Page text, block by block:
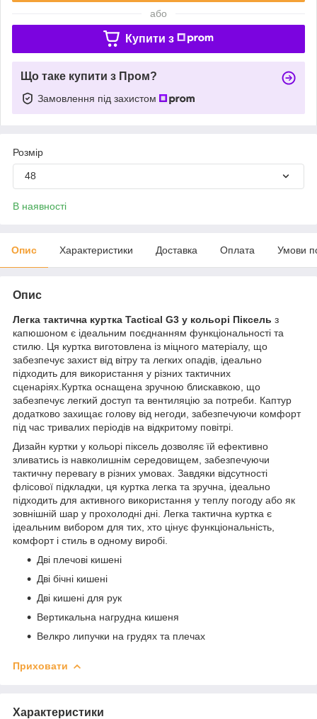
або
Купити з
Що таке купити з Пром?
Замовлення під захистом
Розмір
48
В наявності
Опис Характеристики Доставка Оплата Умови
Опис
Легка тактична куртка Tactical G3 у кольорі Піксель з
капюшоном є ідеальним поєднанням функціональності та
стилю. Ця куртка виготовлена із міцного матеріалу, що
забезпечує захист від вітру та легких опадів, ідеально
підходить для використання у різних тактичних
сценаріях.Куртка оснащена зручною блискавкою, що
забезпечує легкий доступ та вентиляцію за потреби. Каптур
додатково захищає голову від негоди, забезпечуючи комфорт
під час тривалих періодів на відкритому повітрі.
Дизайн куртки у кольорі піксель дозволяє їй ефективно
зливатись із навколишнім середовищем, забезпечуючи
тактичну перевагу в різних умовах. Завдяки відсутності
флісової підкладки, ця куртка легка та зручна, ідеально
підходить для активного використання у теплу погоду або як
зовнішній шар у прохолодні дні. Легка тактична куртка є
ідеальним вибором для тих, хто цінує функціональність,
комфорт і стиль в одному виробі.
Дві плечові кишені
Дві бічні кишені
Дві кишені для рук
Вертикальна нагрудна кишеня
Велкро липучки на грудях та плечах
Приховати
Характеристики